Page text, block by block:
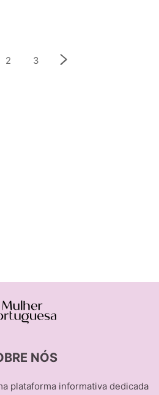
2 3
NÓS
plataforma informativa dedicada